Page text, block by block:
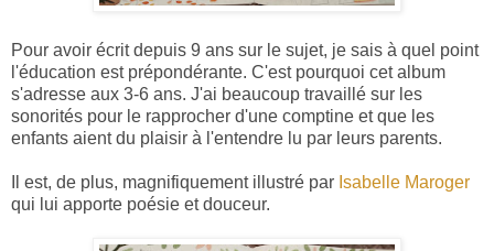
Pour avoir écrit depuis 9 ans sur le sujet, je sais à quel point
l'éducation est prépondérante. C'est pourquoi cet album
s'adresse aux 3-6 ans. J'ai beaucoup travaillé sur les
sonorités pour le rapprocher d'une comptine et que les
enfants aient du plaisir à l'entendre lu par leurs parents.
Il est, de plus, magnifiquement illustré par Isabelle Maroger
qui lui apporte poésie et douceur.